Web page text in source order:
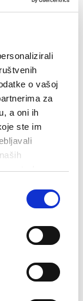
o vašoj
za
a oni ih
ste im
upotrebu